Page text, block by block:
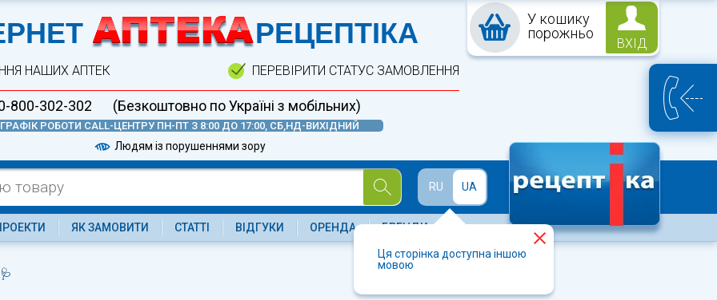
У кошику
порожньо
ВХІД
АПТЕКА
РЕЦЕПТІКА
НАШИХ АПТЕК ПЕРЕВІРИТИ СТАТУС ЗАМОВЛЕННЯ
800-302-302 (Безкоштовно по Україні з мобільних)
ГРАФІК РОБОТИ CALL-ЦЕНТРУ ПН-ПТ З 8:00 ДО 17:00, СБ,НД-ВИХІДНИЙ
Людям із порушеннями зору
RU UA
Ця сторінка доступна іншою
мовою
ЯК ЗАМОВИТИ СТАТТІ ВІДГУКИ ОРЕНДА БРЕНДИ